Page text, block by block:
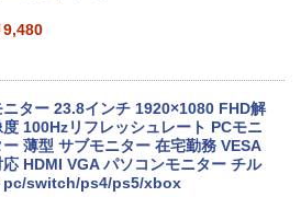
1.6GHz/8GB/256GB(SSD)/Multi/12.1
WUXGA(1920x1200)/Win11 パーム変
あり【中古】【20260729】
13,300
ンス】GMKtec ミニpc G3 Pro Intel C
i3 10110U 16GB DDR4 64GBまで増
512GB SSD M.2 2242 最大8TB Wind
Pro mini pc 4.1GHz WIFI6 BT5.
小型PC VESA対応 ミニパソコン 2画面
9,480
ニター 23.8インチ 1920×1080 FHD解
度 100Hzリフレッシュレート PCモニ
ー 薄型 サブモニター 在宅勤務 VESA
応 HDMI VGA パソコンモニター チル
pc/switch/ps4/ps5/xbox